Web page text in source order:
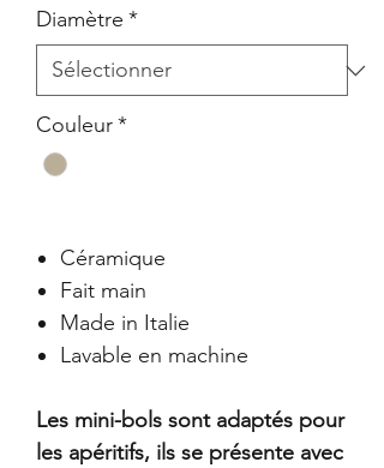
Diamètre *
Couleur*
Céramique
Fait main
Made in Italie
Lavable en machine
Les mini-bols sont adaptés pour
les apéritifs, ils se présente avec